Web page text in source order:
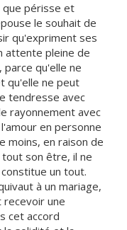
que périsse et
le souhait de
qu'expriment ses
attente pleine de
qu'elle ne
qu'elle ne peut
tendresse avec
rayonnement avec
en personne
moins, en raison de
son être, il ne
un tout.
à un mariage,
recevoir une
cet accord